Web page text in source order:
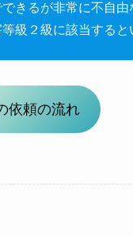
きるが非常に不自
等級２級に該当す
依頼の流れ